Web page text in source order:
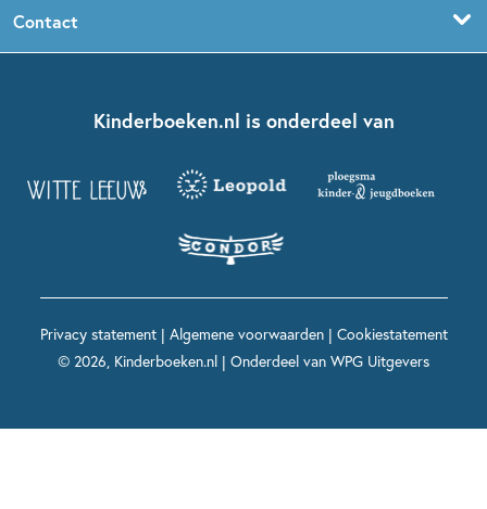
Sprookjesboeken
Kinderboeken diversiteit
Grappige kinderboeken
Spannende kinderboeken
Boekentips 5 - 7 jaar
Boekentips 12+ jaar
Voor volwassenen
Spekkie en Sproet
Maxi & Helium
Kinderjury
Voor het onderwijs
Contact
Kinderboeken.nl is onderdeel van
Privacy statement| Algemene voorwaarden| Cookiestatement
© 2026, Kinderboeken.nl | Onderdeel van WPG Uitgevers